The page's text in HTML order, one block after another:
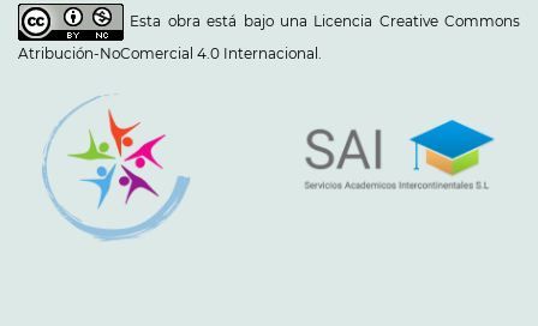
Esta obra está bajo una Licencia Creative Commons
Atribución-NoComercial 4.0 Internacional